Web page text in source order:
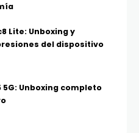
Lite: Unboxing y
del dispositivo
5G: Unboxing completo